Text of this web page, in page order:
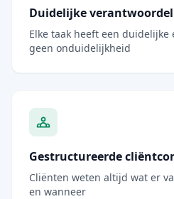
Duidelijke
Elke taak heeft een
geen onduidelijkheid
Gestructureerde
Cliënten weten altijd wat er
en wanneer